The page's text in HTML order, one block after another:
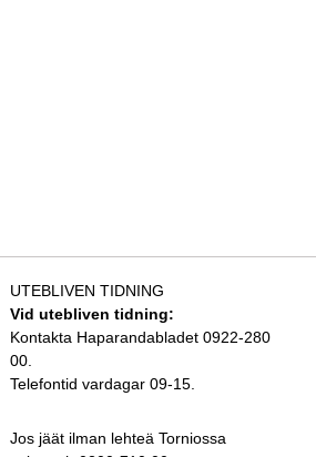
UTEBLIVEN TIDNING
Vid utebliven tidning:
Kontakta Haparandabladet 0922-280
00.
Telefontid vardagar 09-15.
Jos jäät ilman lehteä Torniossa